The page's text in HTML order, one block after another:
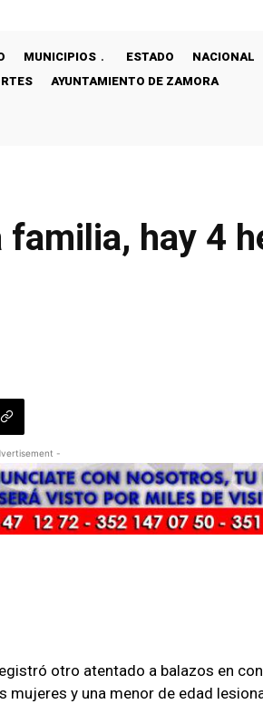
MUNICIPIOS ESTADO NACIONAL
AYUNTAMIENTO DE ZAMORA
hay 4
-
otro atentado a balazos en
y una menor de edad